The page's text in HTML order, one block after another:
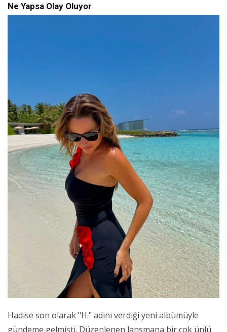
Ne Yapsa Olay Oluyor
Hadise son olarak "H." adını verdiği yeni albümüyle
gündeme gelmişti. Düzenlenen lansmana bir çok ünlü